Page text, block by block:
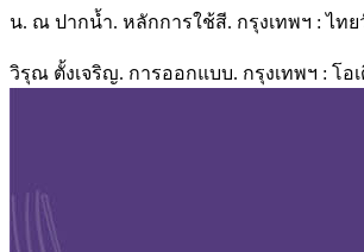
น. ณ ปากน้ำ. หลักการใช้สี. กรุงเทพฯ : ไท
วิรุณ ตั้งเจริญ. การออกแบบ. กรุงเทพฯ : โอ